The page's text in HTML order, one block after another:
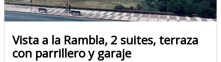
Vista a la Rambla, 2 suites, terraza
con parrillero y garaje